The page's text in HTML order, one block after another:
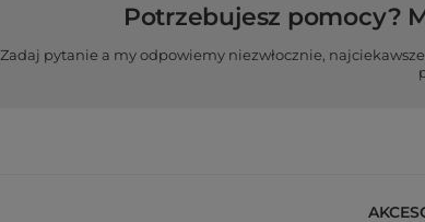
Potrzebujesz pomocy?
Zadaj pytanie a my odpowiemy niezwłocznie,